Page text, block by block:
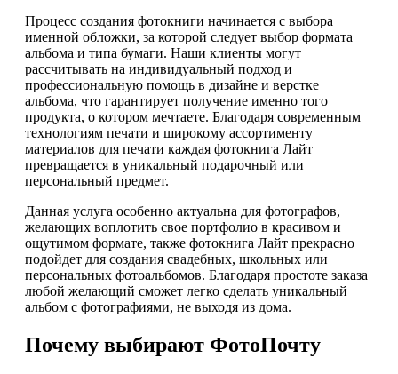
Процесс создания фотокниги начинается с выбора
именной обложки, за которой следует выбор формата
альбома и типа бумаги. Наши клиенты могут
рассчитывать на индивидуальный подход и
профессиональную помощь в дизайне и верстке
альбома, что гарантирует получение именно того
продукта, о котором мечтаете. Благодаря современным
технологиям печати и широкому ассортименту
материалов для печати каждая фотокнига Лайт
превращается в уникальный подарочный или
персональный предмет.
Данная услуга особенно актуальна для фотографов,
желающих воплотить свое портфолио в красивом и
ощутимом формате, также фотокнига Лайт прекрасно
подойдет для создания свадебных, школьных или
персональных фотоальбомов. Благодаря простоте заказа
любой желающий сможет легко сделать уникальный
альбом с фотографиями, не выходя из дома.
Почему выбирают ФотоПочту